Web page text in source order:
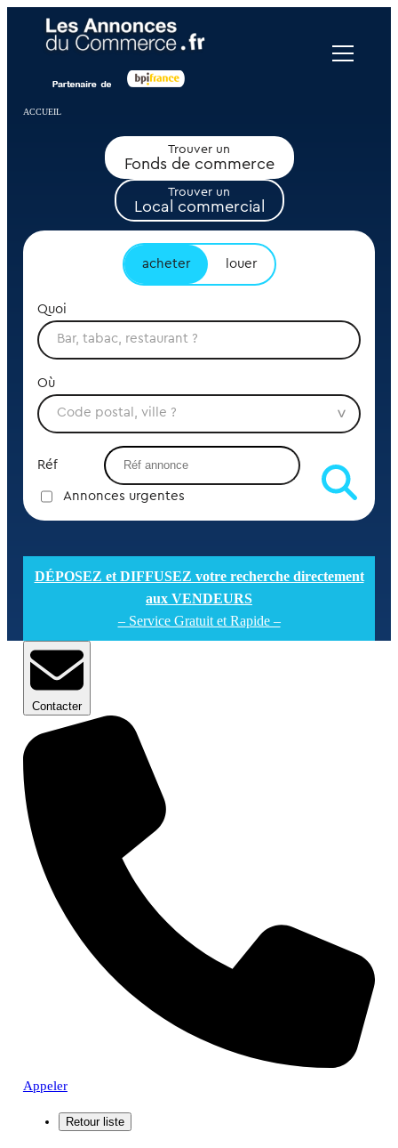
ACCUEIL
Trouver un
Fonds de commerce
Trouver un
Local commercial
acheter louer
Quoi
Où
Réf
Annonces urgentes
DÉPOSEZ et DIFFUSEZ votre recherche directement
aux VENDEURS
– Service Gratuit et Rapide –
Contacter
Appeler
Panneau de gestion des cookies